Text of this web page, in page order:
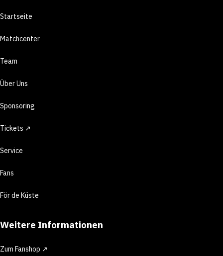
Startseite
Matchcenter
Team
Über Uns
Sponsoring
Tickets ↗
Service
Fans
För de Küste
Weitere Informationen
Zum Fanshop ↗